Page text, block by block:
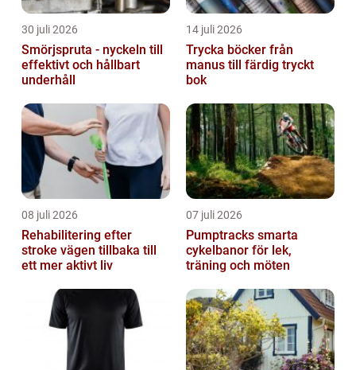
30 juli 2026
Smörjspruta - nyckeln till
effektivt och hållbart
underhåll
14 juli 2026
Trycka böcker från
manus till färdig tryckt
bok
08 juli 2026
Rehabilitering efter
stroke vägen tillbaka till
ett mer aktivt liv
07 juli 2026
Pumptracks smarta
cykelbanor för lek,
träning och möten